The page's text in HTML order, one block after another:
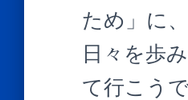
ため」に
日々を歩み
て行こう